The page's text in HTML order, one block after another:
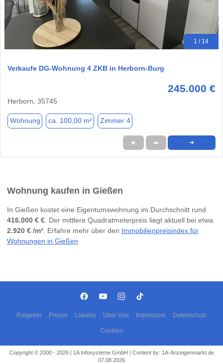
1 / 14
Verkaufe DG-Wohnung 4 ZKB in Herborn-Burg
245.000 €
Herborn, 35745
Wohnung ca. 100,00 m² Zimmer 4
★ ➦ ➜
Wohnung kaufen in Gießen
In Gießen kostet eine Eigentumswohnung im Durchschnitt rund
416.000 € € . Der mittlere Quadratmeterpreis liegt aktuell bei etwa
2.920 € /m² . Erfahre mehr über den Immobilienpreisindex für
Wohnungen in Gießen
Ratgeber Presse Lokales Über Uns Impressum Datenschutz
Cookies
Copyright © 2000 - 2026 | 1A Infosysteme GmbH | Content by: 1A-Anzeigenmarkt.de
07.08.2026